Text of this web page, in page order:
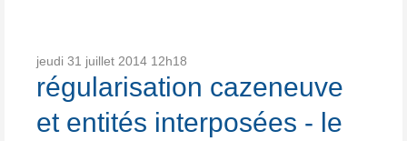
jeudi 31 juillet 2014 12h18
régularisation cazeneuve
et entités interposées - le